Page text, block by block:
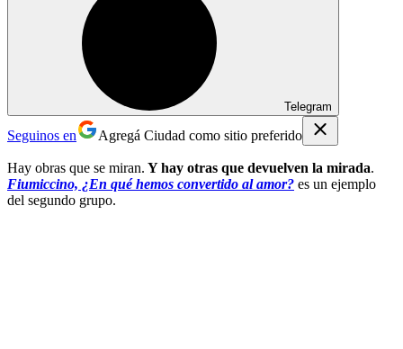
Telegram
Seguinos en Agregá Ciudad como sitio preferido
Hay obras que se miran. Y hay otras que devuelven la mirada.
Fiumiccino, ¿En qué hemos convertido al amor? es un ejemplo
del segundo grupo.